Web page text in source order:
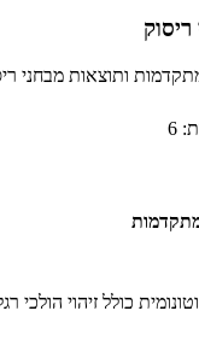
ותוצאות מבחני
6